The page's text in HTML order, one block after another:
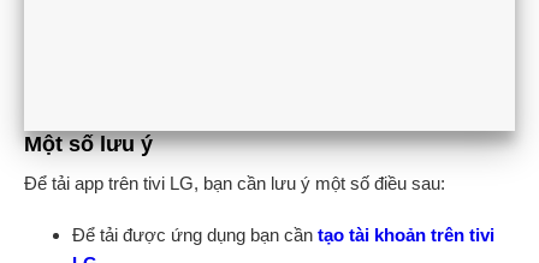
Một số lưu ý
Để tải app trên tivi LG, bạn cần lưu ý một số điều sau:
Để tải được ứng dụng bạn cần tạo tài khoản trên tivi